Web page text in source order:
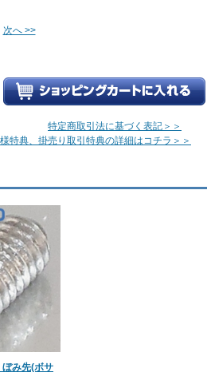
次へ >>
特定商取引法に基づく表記＞＞
特典、掛売り取引特典の詳細はコチラ＞＞
み先(ボサ